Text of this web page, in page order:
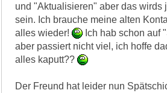
und "Aktualisieren" aber das wirds
sein. Ich brauche meine alten
alles wieder!
Ich hab schon auf
aber passiert nicht viel, ich hoffe
alles kaputt??
Der Freund hat leider nun